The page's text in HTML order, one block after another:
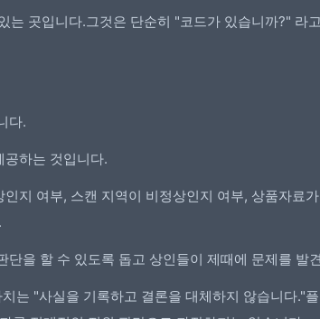
는 곳입니다.그것은 단순히 "코드가 있습니까?" 라
다.
하는 것입니다.
지 여부, 스캔 지역이 비정상인지 여부, 상품자료
을 할 수 있도록 돕고 상인들이 제때에 문제를 발
는 "사실을 기록하고 결론을 대체하지 않습니다."